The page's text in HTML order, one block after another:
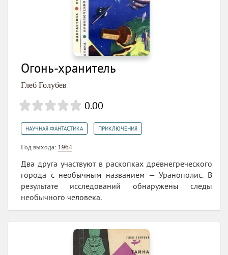
Огонь-хранитель
Глеб Голубев
0.00
НАУЧНАЯ ФАНТАСТИКА ПРИКЛЮЧЕНИЯ
Год выхода: 1964
Два друга участвуют в раскопках древнегреческого
города с необычным названием — Уранополис. В
результате исследований обнаружены следы
необычного человека.